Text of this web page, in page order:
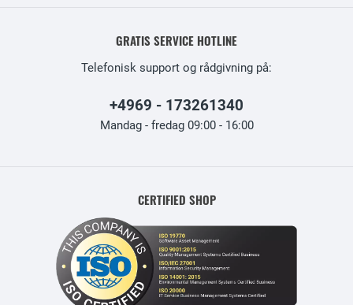
GRATIS SERVICE HOTLINE
Telefonisk support og rådgivning på:
+4969 - 173261340
Mandag - fredag 09:00 - 16:00
CERTIFIED SHOP